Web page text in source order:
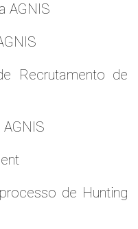
AGNIS
Recrutamento de
de Hunting